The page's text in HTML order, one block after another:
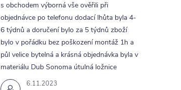
6.11.2023
s obchodem výborná vše ověřili při
objednávce po telefonu dodací lhůta byla 4-
6 týdnů a doručení bylo za 5 týdnů zboží
bylo v pořádku bez poškození montáž 1h a
půl velice bytelná a krásná objednávka byla v
materiálu Dub Sonoma útulná ložnice